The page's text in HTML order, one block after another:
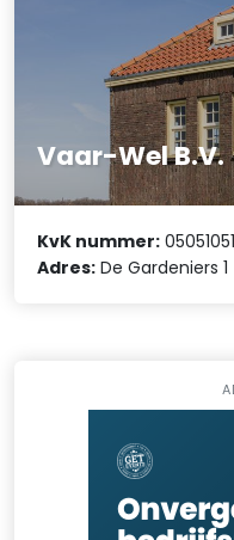
Vaar-Wel B.V.
KvK nummer: 05051051
Adres: De Gardeniers 1